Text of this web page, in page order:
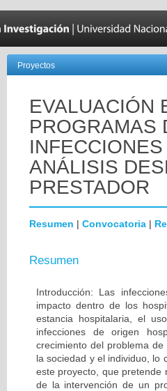
Proyectos
EVALUACIÓN
PROGRAMAS
ANÁLISIS
PRESTADOR
Resumen | Convocatoria |
Resumen
Introducción: Las
impacto dentro de los
estancia hospitalaria, el
infecciones de origen
crecimiento del problema
la sociedad y el individuo, lo
este proyecto, que pretende
de la intervención de un